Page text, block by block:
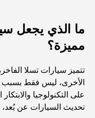
أغلى دولة في
البدنية في المنطقة
أفضل مراكز التسوق
ما الذي يجعل
مميزة؟
تتميز سيارات تسلا
الأخرى، ليس فقط بسبب
على التكنولوجيا
تحديث السيارات عن بُعد،